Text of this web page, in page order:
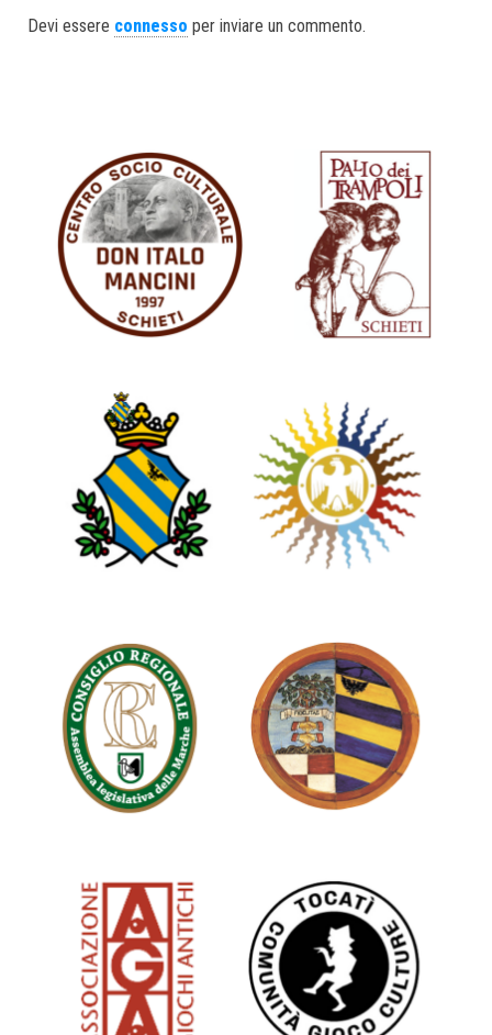
ok er In
Devi essere connesso per inviare un commento.